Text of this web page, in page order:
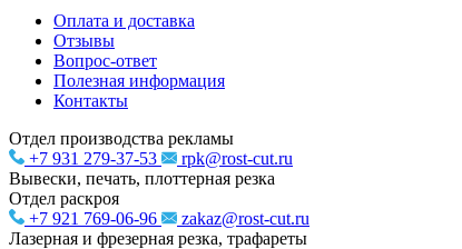
Оплата и доставка
Отзывы
Вопрос-ответ
Полезная информация
Контакты
Отдел производства рекламы
+7 931 279-37-53
rpk@rost-cut.ru
Вывески, печать, плоттерная резка
Отдел раскроя
+7 921 769-06-96
zakaz@rost-cut.ru
Лазерная и фрезерная резка, трафареты